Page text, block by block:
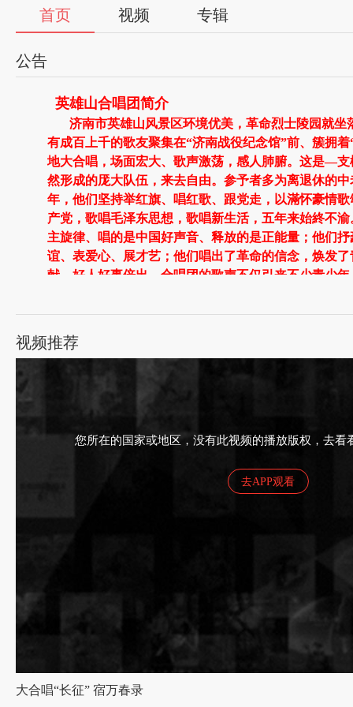
首页 视频 专辑
公告
英雄山合唱团简介
济南市英雄山风景区环境优美，革命烈士陵园就坐
有成百上千的歌友聚集在“济南战役纪念馆”前、簇拥
地大合唱，场面宏大、歌声激荡，感人肺腑。这是—
然形成的厐大队伍，来去自由。参予者多为离退休的
年，他们坚持举红旗、唱红歌、跟党走，以滿怀豪情
产党，歌唱毛泽东思想，歌唱新生活，五年来始終不
主旋律、唱的是中国好声音、释放的是正能量；他们
谊、表爱心、展才艺；他们唱出了革命的信念，焕发
献，好人好事倍出。合唱团的歌声不仅引来不少青少
团”已成为济南市的一道亮丽的风景线、进行革命传统
导 2016年元月
济南市委常委宣传部长谭延伟给合唱团授旗
视频推荐
您所在的国家或地区，没有此视频的播放版权，去看
去APP观看
大合唱“长征” 宿万春录